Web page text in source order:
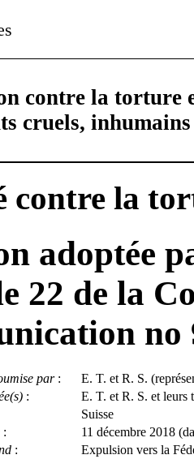
contre la torture
cruels,
contre la
adoptée
22 de la
par:
E. T. et R. S.
:
E. T. et R. S. et leurs
Suisse
:
11 décembre 2018
: Expulsion vers la